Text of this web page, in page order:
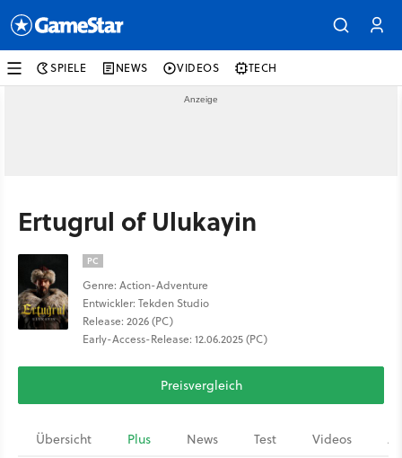
SPIELE NEWS VIDEOS TECH
Ertugrul of Ulukayin
PC
Genre: Action-Adventure
Entwickler: Tekden Studio
Release: 2026 (PC)
Early-Access-Release: 12.06.2025 (PC)
Preisvergleich
Übersicht Plus News Test Videos